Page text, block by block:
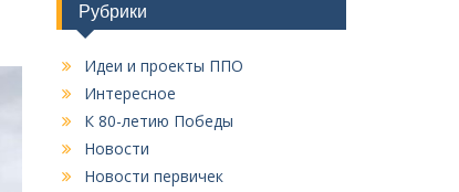
т
Рубрики
Идеи и проекты ППО
Интересное
К 80-летию Победы
Новости
Новости первичек